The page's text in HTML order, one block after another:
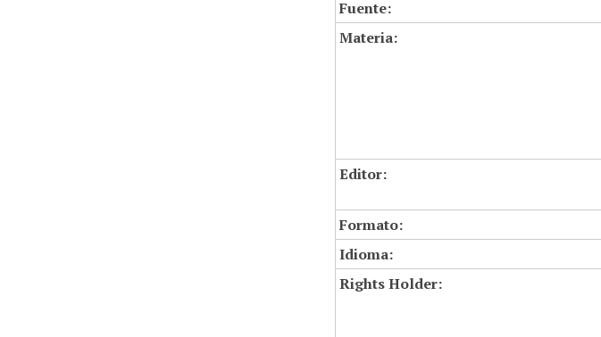
Fuente:
Materia:
Editor:
Formato:
Idioma:
Rights Holder: